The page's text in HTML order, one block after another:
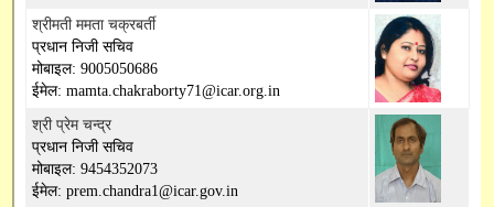
HYPM
PFMS
श्रीमती ममता चक्रबर्ती
प्रधान निजी सचिव
मोबाइल: 9005050686
ईमेल: mamta.chakraborty71@icar.org.in
श्री प्रेम चन्द्र
प्रधान निजी सचिव
मोबाइल: 9454352073
ईमेल: prem.chandra1@icar.gov.in